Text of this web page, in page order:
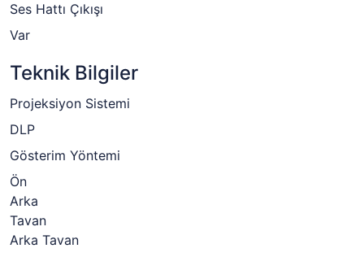
Ses Hattı Çıkışı
Var
Teknik Bilgiler
Projeksiyon Sistemi
DLP
Gösterim Yöntemi
Ön
Arka
Tavan
Arka Tavan